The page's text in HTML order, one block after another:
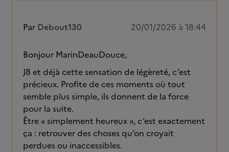
Par Debout130 20/01/2026 à 18:44
Bonjour MarinDeauDouce,
J8 et déjà cette sensation de légèreté, c’est
précieux. Profite de ces moments où tout
semble plus simple, ils donnent de la force
pour la suite.
Être « simplement heureux », c’est exactement
ça : retrouver des choses qu’on croyait
perdues ou inaccessibles.